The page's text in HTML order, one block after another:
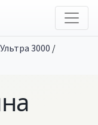
Ультра 3000 /